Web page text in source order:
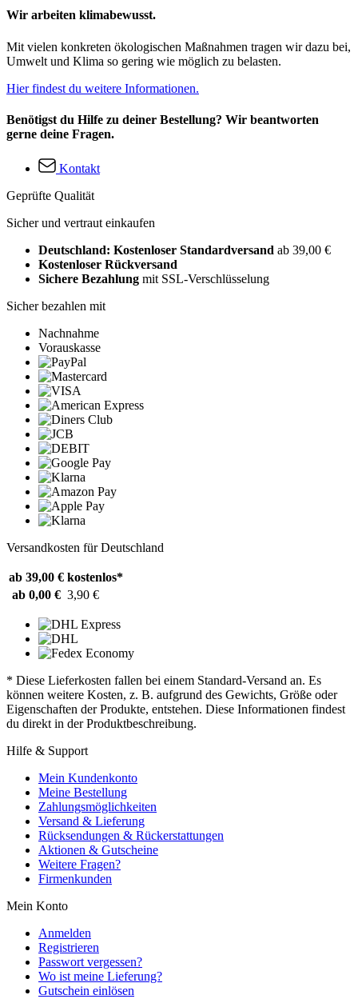
Wir arbeiten klimabewusst.
Mit vielen konkreten ökologischen Maßnahmen tragen wir dazu bei,
Umwelt und Klima so gering wie möglich zu belasten.
Hier findest du weitere Informationen.
Benötigst du Hilfe zu deiner Bestellung? Wir beantworten
gerne deine Fragen.
Kontakt
Geprüfte Qualität
Sicher und vertraut einkaufen
Deutschland: Kostenloser Standardversand ab 39,00 €
Kostenloser Rückversand
Sichere Bezahlung mit SSL-Verschlüsselung
Sicher bezahlen mit
Nachnahme
Vorauskasse
Versandkosten für Deutschland
ab 39,00 € kostenlos*
ab 0,00 € 3,90 €
* Diese Lieferkosten fallen bei einem Standard-Versand an. Es
können weitere Kosten, z. B. aufgrund des Gewichts, Größe oder
Eigenschaften der Produkte, entstehen. Diese Informationen findest
du direkt in der Produktbeschreibung.
Hilfe & Support
Mein Kundenkonto
Meine Bestellung
Zahlungsmöglichkeiten
Versand & Lieferung
Rücksendungen & Rückerstattungen
Aktionen & Gutscheine
Weitere Fragen?
Firmenkunden
Mein Konto
Anmelden
Registrieren
Passwort vergessen?
Wo ist meine Lieferung?
Gutschein einlösen